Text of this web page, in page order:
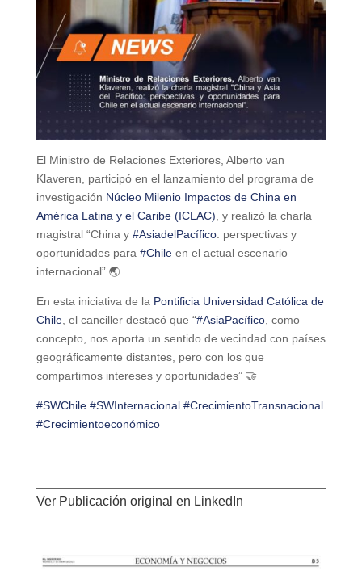
El Ministro de Relaciones Exteriores, Alberto van
Klaveren, participó en el lanzamiento del programa de
investigación Núcleo Milenio Impactos de China en
América Latina y el Caribe (ICLAC) , y realizó la charla
magistral “China y #AsiadelPacífico: perspectivas y
oportunidades para #Chileen el actual escenario
internacional” 🌏
En esta iniciativa de la Pontificia Universidad Católica de
Chile, el canciller destacó que “#AsiaPacífico, como
concepto, nos aporta un sentido de vecindad con países
geográficamente distantes, pero con los que
compartimos intereses y oportunidades” 🤝
#SWChile #SWInternacional #CrecimientoTransnacional
#Crecimientoeconómico
Ver Publicación original en LinkedIn